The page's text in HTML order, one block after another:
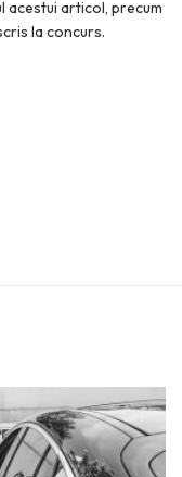
acestui articol, precum
la concurs.